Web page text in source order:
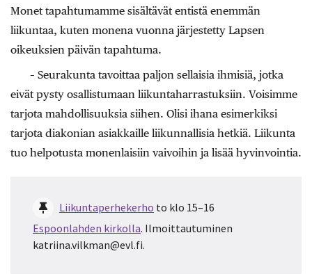
Monet tapahtumamme sisältävät entistä enemmän
liikuntaa, kuten monena vuonna järjestetty Lapsen
oikeuksien päivän tapahtuma.
– Seurakunta tavoittaa paljon sellaisia ihmisiä, jotka
eivät pysty osallistumaan liikuntaharrastuksiin. Voisimme
tarjota mahdollisuuksia siihen. Olisi ihana esimerkiksi
tarjota diakonian asiakkaille liikunnallisia hetkiä. Liikunta
tuo helpotusta monenlaisiin vaivoihin ja lisää hyvinvointia.
Liikuntaperhekerho to klo 15–16
Espoonlahden kirkolla. Ilmoittautuminen
katriina.vilkman@evl.fi.